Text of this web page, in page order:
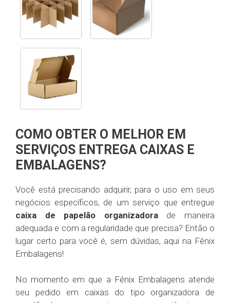
COMO OBTER O MELHOR EM
SERVIÇOS ENTREGA CAIXAS E
EMBALAGENS?
Você está precisando adquirir, para o uso em seus
negócios específicos, de um serviço que entregue
caixa de papelão organizadora de maneira
adequada e com a regularidade que precisa? Então o
lugar certo para você é, sem dúvidas, aqui na Fênix
Embalagens!
No momento em que a Fênix Embalagens atende
seu pedido em caixas do tipo organizadora de